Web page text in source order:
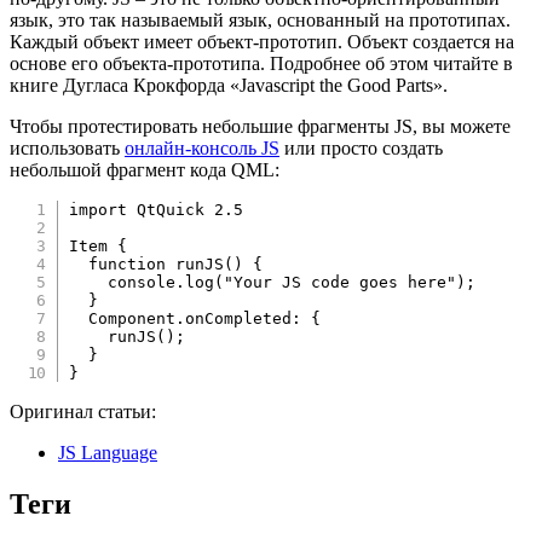
язык, это так называемый язык, основанный на прототипах.
Каждый объект имеет объект-прототип. Объект создается на
основе его объекта-прототипа. Подробнее об этом читайте в
книге Дугласа Крокфорда «Javascript the Good Parts».
Чтобы протестировать небольшие фрагменты JS, вы можете
использовать онлайн-консоль JS или просто создать
небольшой фрагмент кода QML:
import QtQuick 2.5
Item {
function
runJS ( )
{
    console
. log ( "Your JS code goes here" ) ;
}
Component.onCompleted :
{
runJS ( ) ;
}
}
Оригинал статьи:
JS Language
Теги